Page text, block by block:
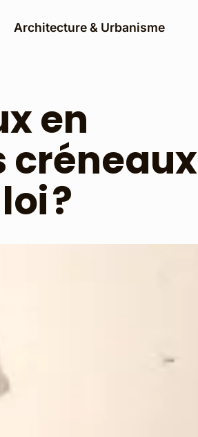
Architecture & Urbanisme
en
créneaux
?